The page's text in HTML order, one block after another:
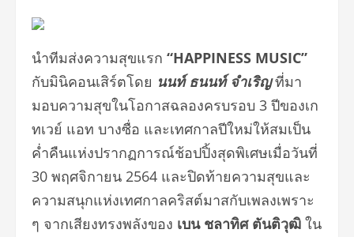
นำทีมส่งความสุขแรก “HAPPINESS MUSIC”
กับมินิคอนเสิร์ตโดย นนท์ ธนนท์ จำเริญที่มา
มอบความสุขในโอกาสฉลองครบรอบ 3 ปีของเก
ทเวย์ แอท บางซื่อ และเทศกาลปีใหม่ให้สมเป็น
ค่ำคืนแห่งปรากฏการณ์ช้อปปิ้งสุดพิเศษเมื่อวันที่
30 พฤศจิกายน 2564 และปิดท้ายความสุขและ
ความสนุกแห่งเทศกาลคริสต์มาสกับเพลงเพราะ
ๆ จากเสียงทรงพลังของ เบน ชลาทิศ ตันติวุฒิ ใน